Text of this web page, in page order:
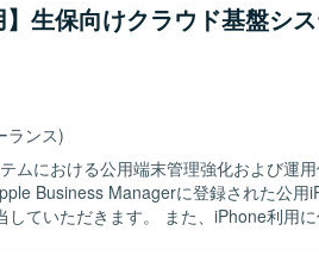
生保向けクラウド基盤シ
ランス)
ムにおける公用端末管理強化および運
ていただきます。 また、iPhone利用